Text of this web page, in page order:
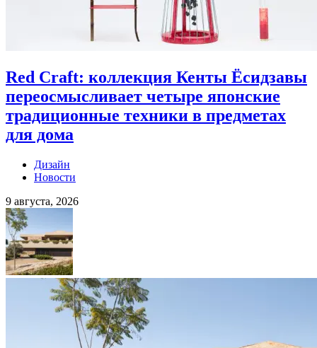
Red Craft: коллекция Кенты Ёсидзавы
переосмысливает четыре японские
традиционные техники в предметах
для дома
Дизайн
Новости
9 августа, 2026